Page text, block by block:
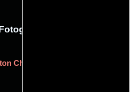
Chewning